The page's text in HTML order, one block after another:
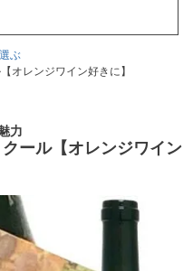
ぶ
オレンジワイン好きに】
力
ール【オレンジワイン